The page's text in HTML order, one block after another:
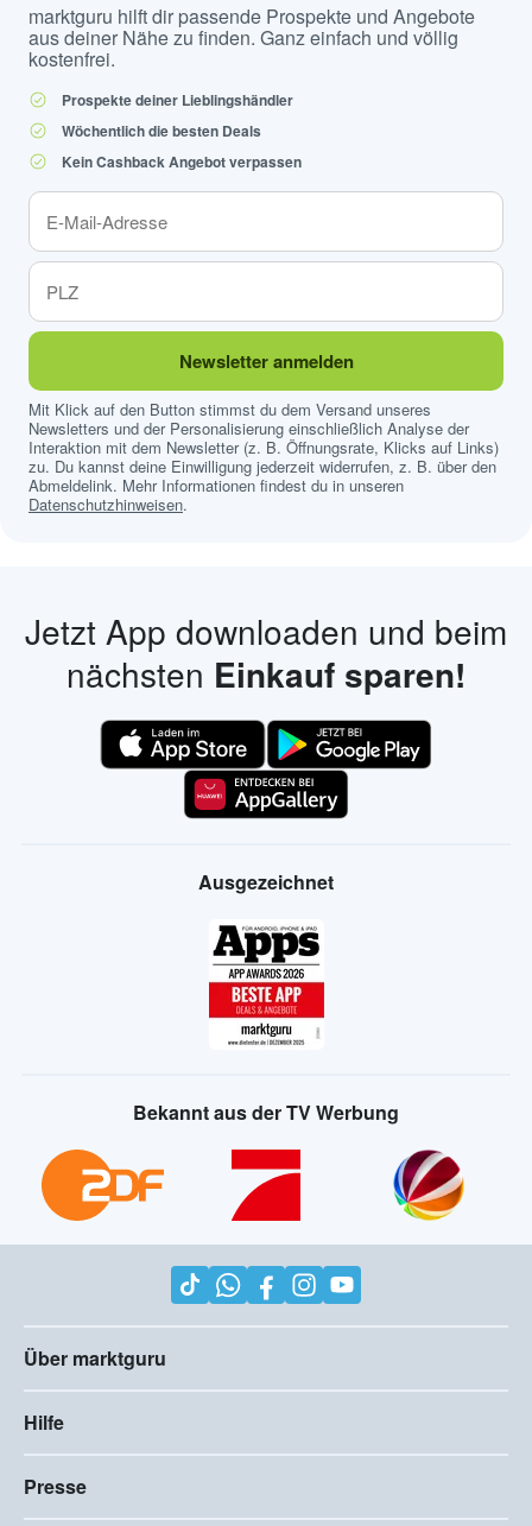
marktguru hilft dir passende Prospekte und Angebote
aus deiner Nähe zu finden. Ganz einfach und völlig
kostenfrei.
Prospekte deiner Lieblingshändler
Wöchentlich die besten Deals
Kein Cashback Angebot verpassen
Newsletter anmelden
Mit Klick auf den Button stimmst du dem Versand unseres
Newsletters und der Personalisierung einschließlich Analyse der
Interaktion mit dem Newsletter (z. B. Öffnungsrate, Klicks auf Links)
zu. Du kannst deine Einwilligung jederzeit widerrufen, z. B. über den
Abmeldelink. Mehr Informationen findest du in unseren
Datenschutzhinweisen.
Jetzt App downloaden und beim
nächsten Einkauf sparen!
Ausgezeichnet
Bekannt aus der TV Werbung
Über marktguru
Hilfe
Presse